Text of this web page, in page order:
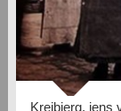
Krejbjerg, jens